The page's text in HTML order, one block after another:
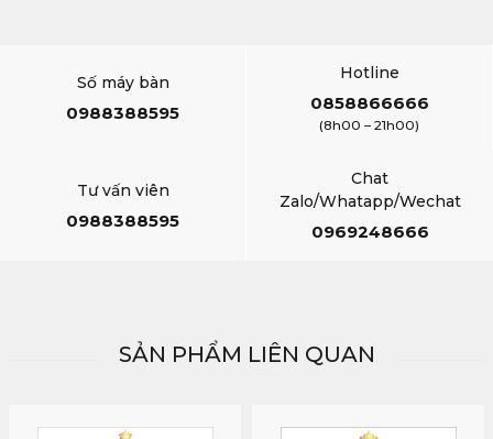
Số máy bàn
0988388595
Hotline
0858866666
(8h00 – 21h00)
Tư vấn viên
0988388595
Chat
Zalo/Whatapp/Wechat
0969248666
SẢN PHẨM LIÊN QUAN